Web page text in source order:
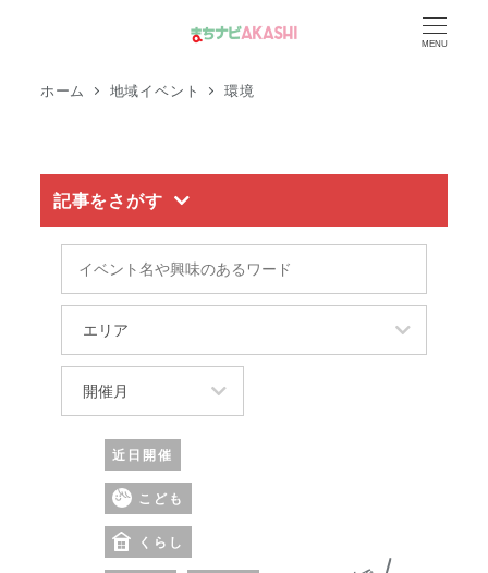
MENU
ホーム 地域イベント 環境
記事をさがす
ベ
ト
や
リ
催
近日開催
こども
くらし